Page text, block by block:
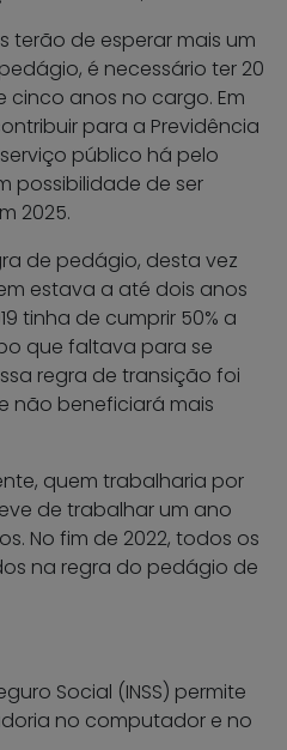
terão de esperar mais um
é necessário ter 20
cinco anos no cargo. Em
para a Previdência
público há pelo
possibilidade de ser
2025.
de pedágio, desta vez
estava a até dois anos
tinha de cumprir 50% a
que faltava para se
regra de transição foi
não beneficiará mais
quem trabalharia por
de trabalhar um ano
No fim de 2022, todos os
na regra do pedágio de
Social (INSS) permite
no computador e no